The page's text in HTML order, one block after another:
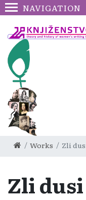
NAVIGATION
Works Zli
Zli